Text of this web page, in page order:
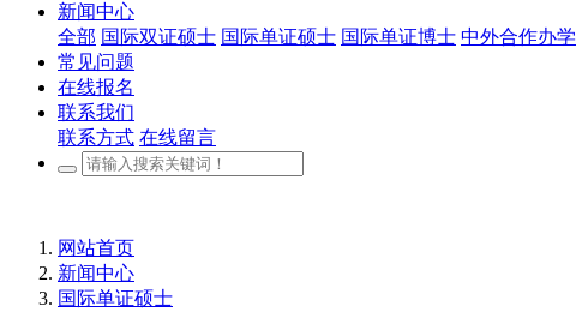
新闻中心
全部 国际双证硕士 国际单证硕士 国际单证博士 中外合作办学
常见问题
在线报名
联系我们
联系方式 在线留言
网站首页
新闻中心
国际单证硕士